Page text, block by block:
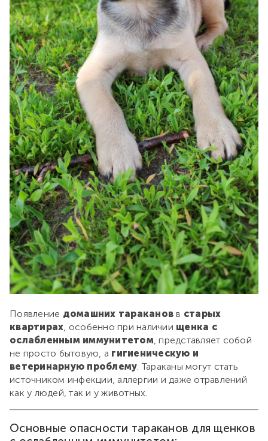
Появление домашних тараканов в старых
квартирах, особенно при наличии щенка с
ослабленным иммунитетом, представляет собой
не просто бытовую, а гигиеническую и
ветеринарную проблему. Тараканы могут стать
источником инфекции, аллергии и даже отравлений
как у людей, так и у животных.
Основные опасности тараканов для щенков